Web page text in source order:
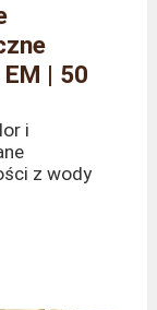
| 50
i
z wody